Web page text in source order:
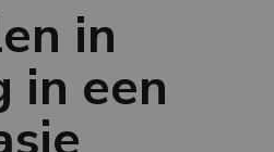
in
in een